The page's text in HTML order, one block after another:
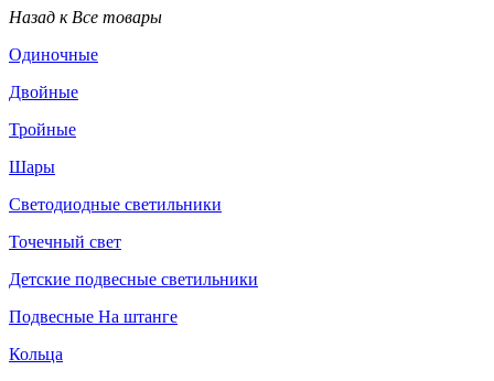
Назад к Все товары
Одиночные
Двойные
Тройные
Шары
Светодиодные светильники
Точечный свет
Детские подвесные светильники
Подвесные На штанге
Кольца